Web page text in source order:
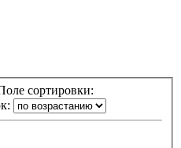
сортировки: